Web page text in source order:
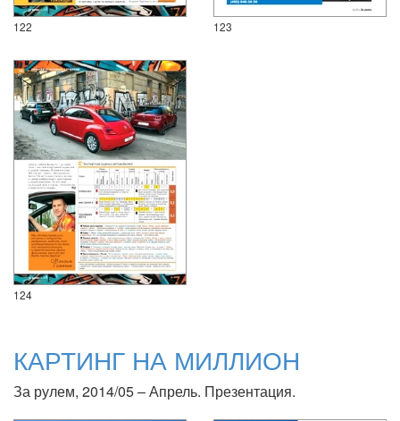
122 123
124
КАРТИНГ НА МИЛЛИОН
За рулем, 2014/05 – Апрель. Презентация.